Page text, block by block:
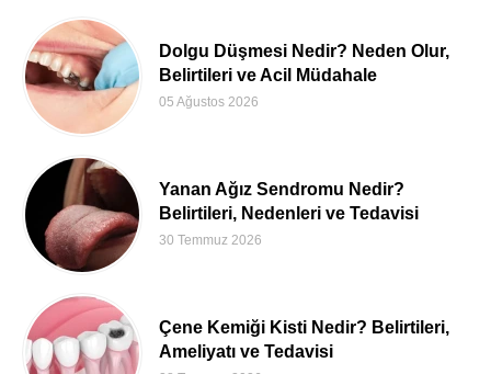
Dolgu Düşmesi Nedir? Neden Olur,
Belirtileri ve Acil Müdahale
05 Ağustos 2026
Yanan Ağız Sendromu Nedir?
Belirtileri, Nedenleri ve Tedavisi
30 Temmuz 2026
Çene Kemiği Kisti Nedir? Belirtileri,
Ameliyatı ve Tedavisi